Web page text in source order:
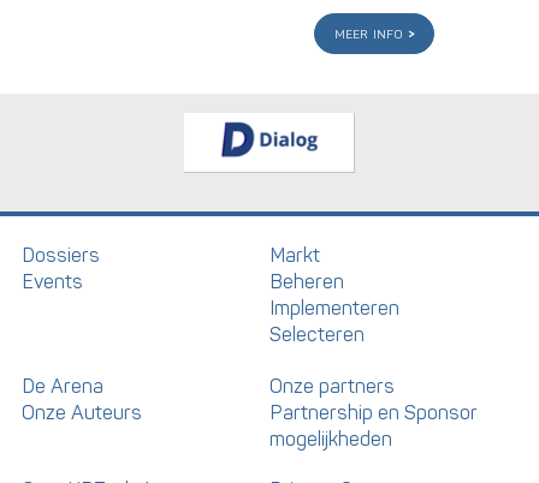
meer info
Dossiers
Events
Markt
Beheren
Implementeren
Selecteren
De Arena
Onze Auteurs
Onze partners
Partnership en Sponsor
mogelijkheden